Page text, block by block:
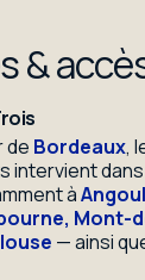
&
de Bordeaux,
intervient
à
Mont-
— ainsi